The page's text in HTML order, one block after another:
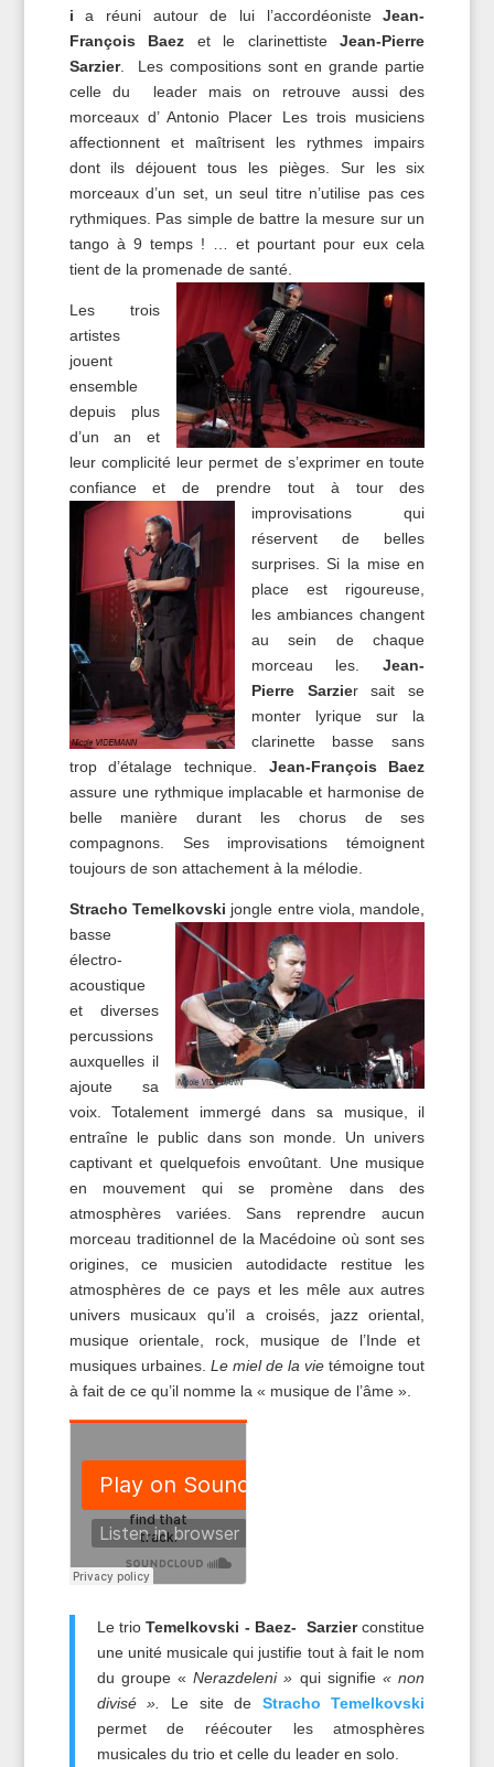
i a réuni autour de lui l’accordéonisteJean-
François Baez et le clarinettisteJean-Pierre
Sarzier. Les compositions sont en grande partie
celle du leader mais on retrouve aussi des
morceaux d’ Antonio Placer Les trois musiciens
affectionnent et maîtrisent les rythmes impairs
dont ils déjouent tous les pièges. Sur les six
morceaux d’un set, un seul titre n’utilise pas ces
rythmiques. Pas simple de battre la mesure sur un
tango à 9 temps ! … et pourtant pour eux cela
tient de la promenade de santé.
Les trois
artistes
jouent
ensemble
depuis plus
d’un an et
leur complicité leur permet de s’exprimer en toute
confiance et de prendre tout à tourdes
improvisations qui
réservent de belles
surprises. Si la mise en
place est rigoureuse,
les ambiances changent
au sein de chaque
morceau les.Jean-
Pierre Sarzier sait se
monter lyrique sur la
clarinette basse sans
trop d’étalage technique. Jean-François Baez
assure une rythmique implacable et harmonise de
belle manière durant les chorus de ses
compagnons. Ses improvisations témoignent
toujours de son attachement à la mélodie.
Stracho Temelkovski jongle entre viola, mandole,
basse
électro-
acoustique
et diverses
percussions
auxquelles il
ajoute sa
voix. Totalement immergé dans sa musique, il
entraîne le public dans son monde. Un univers
captivant et quelquefois envoûtant. Une musique
en mouvement qui se promène dans des
atmosphères variées. Sans reprendre aucun
morceau traditionnel de la Macédoine où sont ses
origines, ce musicien autodidacte restitue les
atmosphères de ce pays et les mêle aux autres
univers musicaux qu’il a croisés, jazz oriental,
musique orientale, rock, musique de l’Inde et
musiques urbaines. Le miel de la vietémoigne tout
à fait de ce qu’il nomme la « musique de l’âme ».
Le trioTemelkovski - Baez-Sarzierconstitue
une unité musicale qui justifie tout à fait le nom
du groupe «Nerazdeleni » qui signifie« non
divisé ».
Le site de Stracho Temelkovski
permet de réécouter les atmosphères
musicales du trio et celle du leader en solo.